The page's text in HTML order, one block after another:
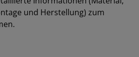
und Herstellung) zum